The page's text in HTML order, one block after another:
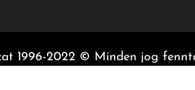
1996-2022 © Minden jog